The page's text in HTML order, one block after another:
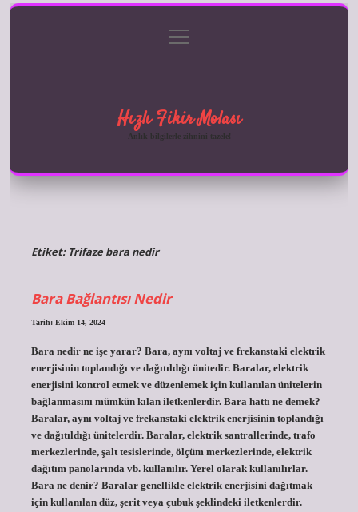
Gizlilik Politikası
menüyü
aç
Hızlı Fikir Molası
Anlık bilgilerle zihnini tazele!
Etiket: Trifaze bara nedir
Bara Bağlantısı Nedir
Tarih: Ekim 14, 2024
Bara nedir ne işe yarar? Bara, aynı voltaj ve frekanstaki elektrik
enerjisinin toplandığı ve dağıtıldığı ünitedir. Baralar, elektrik
enerjisini kontrol etmek ve düzenlemek için kullanılan ünitelerin
bağlanmasını mümkün kılan iletkenlerdir. Bara hattı ne demek?
Baralar, aynı voltaj ve frekanstaki elektrik enerjisinin toplandığı
ve dağıtıldığı ünitelerdir. Baralar, elektrik santrallerinde, trafo
merkezlerinde, şalt tesislerinde, ölçüm merkezlerinde, elektrik
dağıtım panolarında vb. kullanılır. Yerel olarak kullanılırlar.
Bara ne denir? Baralar genellikle elektrik enerjisini dağıtmak
için kullanılan düz, şerit veya çubuk şeklindeki iletkenlerdir.